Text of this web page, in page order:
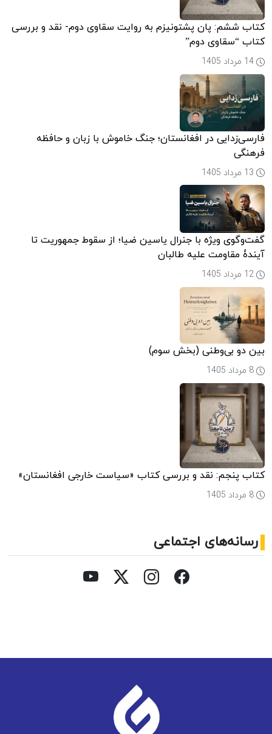
کتاب ششم: پان پشتونیزم به روایت سقاوی دوم- نقد و بررسی
کتاب “سقاوی دوم”
فارسی‌زدایی در افغانستان؛ جنگ خاموش با زبان و حافظه
فرهنگی
گفت‌وگوی ویژه با جنرال یاسین ضیا؛ از سقوط جمهوریت تا
آیندۀ مقاومت علیه طالبان
بین دو بی‌وطنی (بخش سوم)
کتاب پنجم: نقد و بررسی کتاب «سیاست خارجی افغانستان»
رسانه‌های اجتماعی